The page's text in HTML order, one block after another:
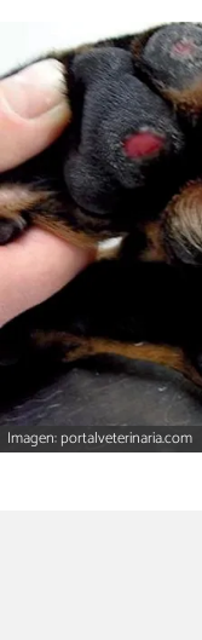
Imagen: portalveterinaria.com